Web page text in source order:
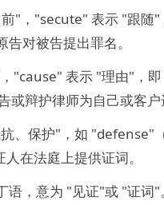
"，"secute" 表示 "跟随"
对被告提出罪名。
"cause" 表示 "理由"，即
或辩护律师为自己或客户
、保护"，如 "defense"（
在法庭上提供证词。
，意为 "见证"或 "证词"。